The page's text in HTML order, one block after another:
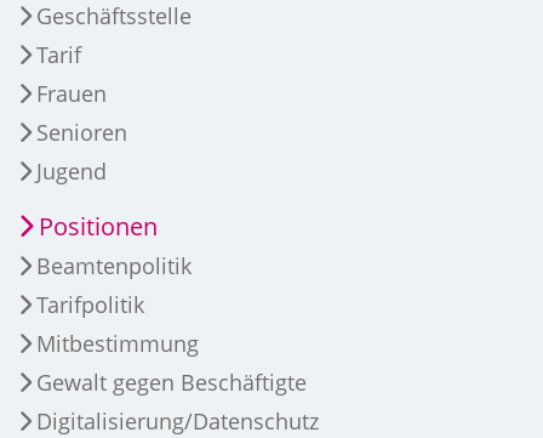
Geschäftsstelle
Tarif
Frauen
Senioren
Jugend
Positionen
Beamtenpolitik
Tarifpolitik
Mitbestimmung
Gewalt gegen Beschäftigte
Digitalisierung/Datenschutz